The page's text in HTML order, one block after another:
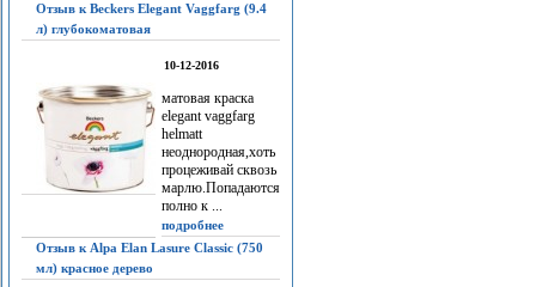
Отзыв к Beckers Elegant Vaggfarg (9.4
л) глубокоматовая
10-12-2016
матовая краска
elegant vaggfarg
helmatt
неоднородная,хоть
процеживай сквозь
марлю.Попадаются
полно к ...
подробнее
Отзыв к Alpa Elan Lasure Classic (750
мл) красное дерево